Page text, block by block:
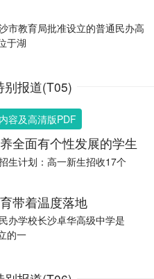
市教育局批准设立的普通民办高
于湖
别报道(T05)
容及高清版PDF
全面有个性发展的学生
生计划：高一新生招收17个
带着温度落地
办学校长沙卓华高级中学是
的一